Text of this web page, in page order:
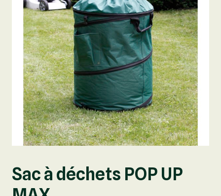
Sac à déchets POP UP